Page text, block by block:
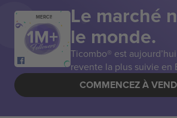
MERCI! Le marché
le monde.
Ticombo® est
revente la plus suivie en
COMMENCEZ À